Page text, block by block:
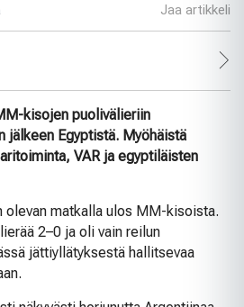
Jaa artikkeli
kisojen puolivälieriin
jälkeen Egyptistä. Myöhäistä
VAR ja egyptiläisten
olevan matkalla ulos MM-kisoista.
2–0 ja oli vain reilun
jättiyllätyksestä hallitsevaa